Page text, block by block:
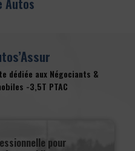
Autos
dédiée aux Négociants &
-3,5T PTAC
pour